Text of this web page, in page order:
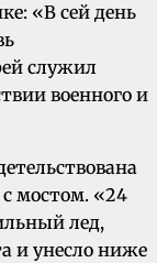
«В сей день
служил
военного и
мостом. «24
лед,
и унесло ниже